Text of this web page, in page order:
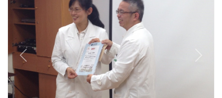
Previous